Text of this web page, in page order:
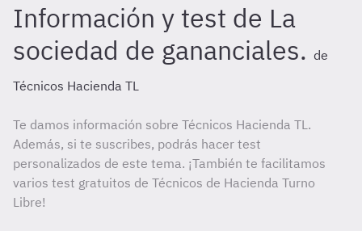
Información y test de La
sociedad de gananciales. de
Técnicos Hacienda TL
Te damos información sobre Técnicos Hacienda TL.
Además, si te suscribes, podrás hacer test
personalizados de este tema. ¡También te facilitamos
varios test gratuitos de Técnicos de Hacienda Turno
Libre!